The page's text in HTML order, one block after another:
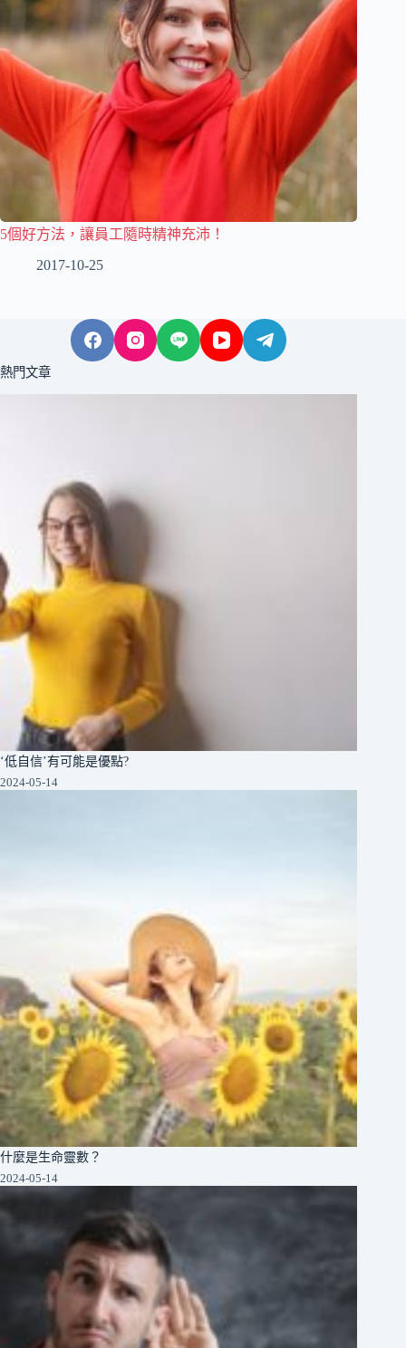
5個好方法，讓員工隨時精神充沛！
2017-10-25
熱門文章
‘低自信’有可能是優點?
2024-05-14
什麼是生命靈數？
2024-05-14